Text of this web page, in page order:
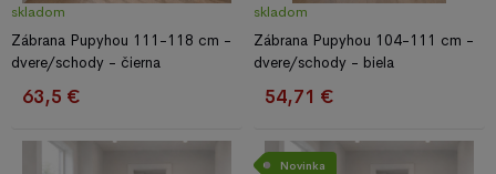
skladom
Zábrana Pupyhou 111-118 cm -
dvere/schody - čierna
63,5 €
skladom
Zábrana Pupyhou 104-111 cm -
dvere/schody - biela
54,71 €
Novinka